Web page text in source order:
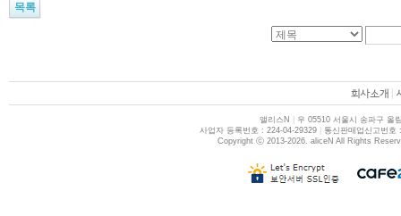
목록
앨리스N
우 05510 서울시 송파구 올
사업자 등록번호 : 224-04-29329
통신판매업신고번호
Copyright ⓒ 2013-2026. aliceN All Rights